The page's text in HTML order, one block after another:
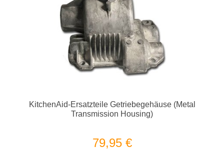
KitchenAid-Ersatzteile Getriebegehäuse (Metal
Transmission Housing)
79,95 €